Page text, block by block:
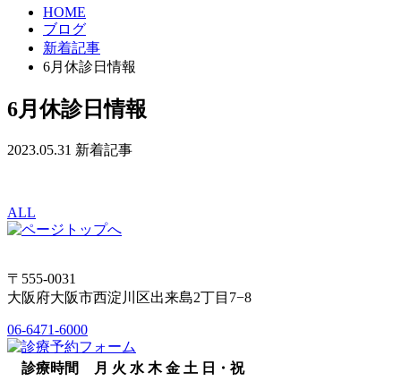
HOME
ブログ
新着記事
6月休診日情報
6月休診日情報
2023.05.31 新着記事
ALL
〒555-0031
大阪府大阪市西淀川区出来島2丁目7−8
06-6471-6000
診療時間 月 火 水 木 金 土 日・祝